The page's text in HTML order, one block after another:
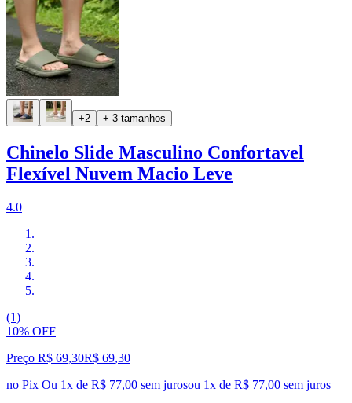
+2 + 3 tamanhos
Chinelo Slide Masculino Confortavel
Flexível Nuvem Macio Leve
4.0
(1)
10% OFF
Preço R$ 69,30R$ 69,30
no Pix Ou 1x de R$ 77,00 sem jurosou 1x de R$ 77,00 sem juros